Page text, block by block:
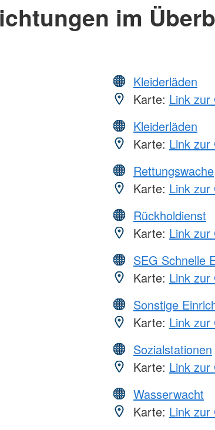
im
Kleiderläden
Karte: Link zur
Kleiderläden
Karte: Link zur
Rettungswache
Karte: Link zur
Rückholdienst
Karte: Link zur
SEG Schnelle
Karte: Link zur
Sonstige
Karte: Link zur
Sozialstationen
Karte: Link zur
Wasserwacht
Karte: Link zur